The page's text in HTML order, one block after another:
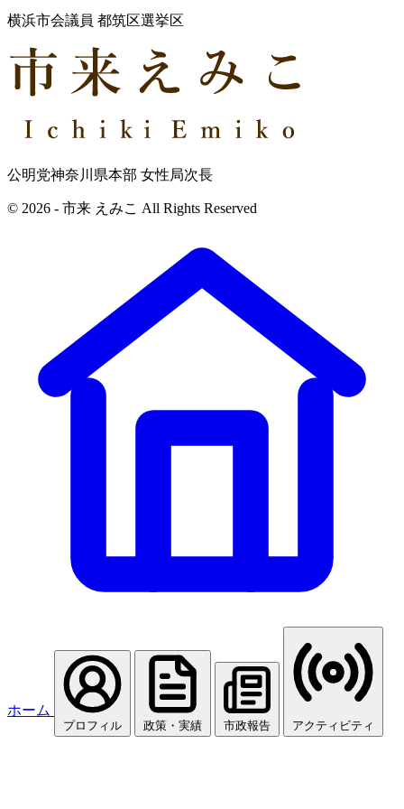
横浜市会議員 都筑区選挙区
公明党神奈川県本部 女性局次長
© 2026 - 市来 えみこ All Rights Reserved
ホーム
プロフィル 政策・実績 市政報告 アクティビティ